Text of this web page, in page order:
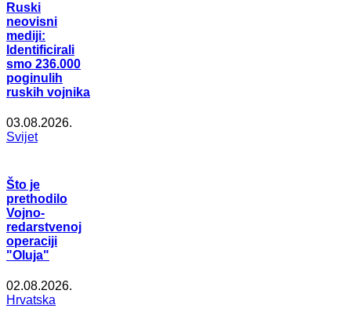
Ruski
neovisni
mediji:
Identificirali
smo 236.000
poginulih
ruskih vojnika
03.08.2026.
Svijet
Što je
prethodilo
Vojno-
redarstvenoj
operaciji
"Oluja"
02.08.2026.
Hrvatska